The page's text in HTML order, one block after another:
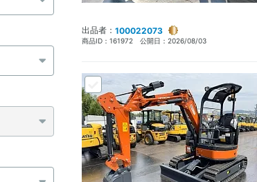
出品者： 100022073
商品ID： 161972 公開日： 2026/08/03